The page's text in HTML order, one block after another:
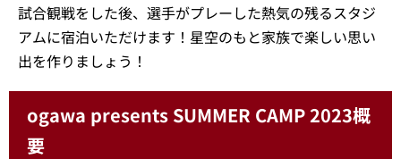
試合観戦をした後、選手がプレーした熱気の残るスタジ
アムに宿泊いただけます！星空のもと家族で楽しい思い
出を作りましょう！
ogawa presents SUMMER CAMP 2023概
要